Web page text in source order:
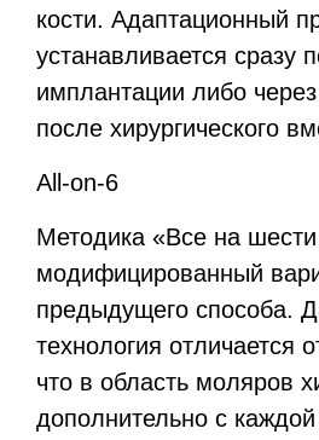
кости. Адаптационный
устанавливается сразу
имплантации либо
после хирургического
All-on-6
Методика «Все на
модифицированный
предыдущего способа.
технология отличается
что в область моляров
дополнительно с